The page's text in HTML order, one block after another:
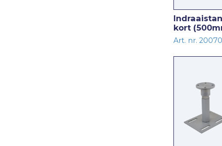
kort
Art. nr. 20070